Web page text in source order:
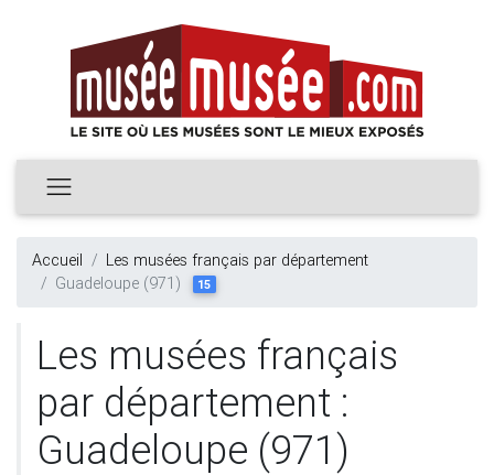
Accueil
Les musées français par département
Guadeloupe (971)
15
Les musées français
par département :
Guadeloupe (971)